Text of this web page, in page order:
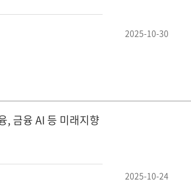
2025-10-30
, 금융 AI 등 미래지향
2025-10-24